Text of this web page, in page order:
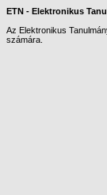
ETN - Elektronikus
Az Elektronikus
számára.